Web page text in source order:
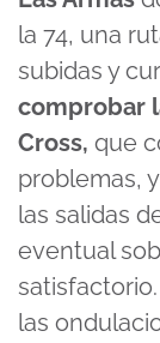
la 74, una
subidas y
comprobar
Cross, que
problemas,
las salidas
eventual
las